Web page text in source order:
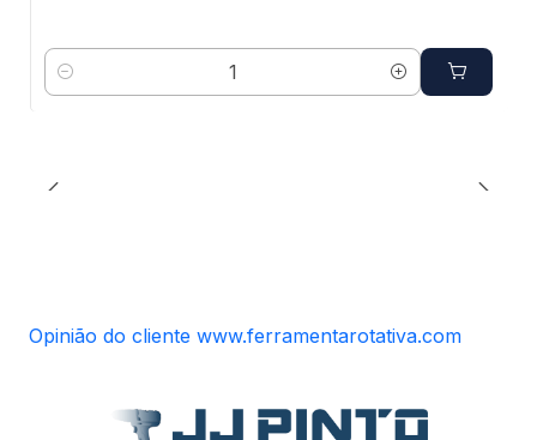
Quantidade
Opinião do cliente www.ferramentarotativa.com